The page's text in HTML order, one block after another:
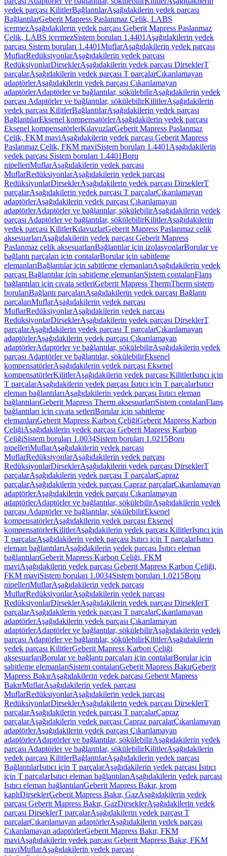
yedek parçası KilitlerBağlantılarAşağıdakilerin yedek parçası
BağlantılarGeberit Mapress Paslanmaz Çelik, LABS
içermezAşağıdakilerin yedek parçası Geberit Mapress Paslanmaz
Çelik, LABS içermezSistem boruları 1.4401 Aşağıdakilerin yedek
parçası Sistem boruları 1.4401MuflarAşağıdakilerin yedek parçası
MuflarRedüksiyonlarAşağıdakilerin yedek parçası
RedüksiyonlarDirseklerAşağıdakilerin yedek parçası DirseklerT
parçalarAşağıdakilerin yedek parçası T parçalarÇıkarılamayan
adaptörlerAşağıdakilerin yedek parçası Çıkarılamayan
adaptörlerAdaptörler ve bağlantılar, sökülebilirAşağıdakilerin yedek
parçası Adaptörler ve bağlantılar, sökülebilirKilitlerAşağıdakilerin
yedek parçası KilitlerBağlantılarAşağıdakilerin yedek parçası
BağlantılarEksenel kompensatörlerAşağıdakilerin yedek parçası
Eksenel kompensatörlerKılavuzlarGeberit Mapress Paslanmaz
Çelik, FKM maviAşağıdakilerin yedek parçası Geberit Mapress
Paslanmaz Çelik, FKM maviSistem boruları 1.4401 Aşağıdakilerin
yedek parçası Sistem boruları 1.4401Boru
nipelleriMuflarAşağıdakilerin yedek parçası
MuflarRedüksiyonlarAşağıdakilerin yedek parçası
RedüksiyonlarDirseklerAşağıdakilerin yedek parçası DirseklerT
parçalarAşağıdakilerin yedek parçası T parçalarÇıkarılamayan
adaptörlerAşağıdakilerin yedek parçası Çıkarılamayan
adaptörlerAdaptörler ve bağlantılar, sökülebilirAşağıdakilerin yedek
parçası Adaptörler ve bağlantılar, sökülebilirKilitlerAşağıdakilerin
yedek parçası KilitlerKılavuzlarGeberit Mapress Paslanmaz çelik
aksesuarlarıAşağıdakilerin yedek parçası Geberit Mapress
Paslanmaz çelik aksesuarlarıBağlantılar için izolasyonlarBorular ve
bağlantı parçaları için contalarBorular için sabitleme
elemanlarıBağlantılar için sabitleme elemanlarıAşağıdakilerin yedek
parçası Bağlantılar için sabitleme elemanlarıSistem contalarıFlanş
bağlantıları için cıvata setleriGeberit Mapress ThermTherm sistem
borularıBağlantı parçalarıAşağıdakilerin yedek parçası Bağlantı
parçalarıMuflarAşağıdakilerin yedek parçası
MuflarRedüksiyonlarAşağıdakilerin yedek parçası
RedüksiyonlarDirseklerAşağıdakilerin yedek parçası DirseklerT
parçalarAşağıdakilerin yedek parçası T parçalarÇıkarılamayan
adaptörlerAşağıdakilerin yedek parçası Çıkarılamayan
adaptörlerAdaptörler ve bağlantılar, sökülebilirAşağıdakilerin yedek
parçası Adaptörler ve bağlantılar, sökülebilirEksenel
kompensatörlerAşağıdakilerin yedek parçası Eksenel
kompensatörlerKilitlerAşağıdakilerin yedek parçası KilitlerIsıtıcı için
T parçalarAşağıdakilerin yedek parçası Isıtıcı için T parçalarIsıtıcı
eleman bağlantılarıAşağıdakilerin yedek parçası Isıtıcı eleman
bağlantılarıGeberit Mapress Therm aksesuarlarıSistem contalarıFlanş
bağlantıları için cıvata setleriBorular için sabitleme
elemanlarıGeberit Mapress Karbon ÇeliğiGeberit Mapress Karbon
ÇeliğiAşağıdakilerin yedek parçası Geberit Mapress Karbon
ÇeliğiSistem boruları 1.0034Sistem boruları 1.0215Boru
nipelleriMuflarAşağıdakilerin yedek parçası
MuflarRedüksiyonlarAşağıdakilerin yedek parçası
RedüksiyonlarDirseklerAşağıdakilerin yedek parçası DirseklerT
parçalarAşağıdakilerin yedek parçası T parçalarÇapraz
parçalarAşağıdakilerin yedek parçası Çapraz parçalarÇıkarılamayan
adaptörlerAşağıdakilerin yedek parçası Çıkarılamayan
adaptörlerAdaptörler ve bağlantılar, sökülebilirAşağıdakilerin yedek
parçası Adaptörler ve bağlantılar, sökülebilirEksenel
kompensatörlerAşağıdakilerin yedek parçası Eksenel
kompensatörlerKilitlerAşağıdakilerin yedek parçası KilitlerIsıtıcı için
T parçalarAşağıdakilerin yedek parçası Isıtıcı için T parçalarIsıtıcı
eleman bağlantılarıAşağıdakilerin yedek parçası Isıtıcı eleman
bağlantılarıGeberit Mapress Karbon Çeliği, FKM
maviAşağıdakilerin yedek parçası Geberit Mapress Karbon Çeliği,
FKM maviSistem boruları 1.0034Sistem boruları 1.0215Boru
nipelleriMuflarAşağıdakilerin yedek parçası
MuflarRedüksiyonlarAşağıdakilerin yedek parçası
RedüksiyonlarDirseklerAşağıdakilerin yedek parçası DirseklerT
parçalarAşağıdakilerin yedek parçası T parçalarÇıkarılamayan
adaptörlerAşağıdakilerin yedek parçası Çıkarılamayan
adaptörlerAdaptörler ve bağlantılar, sökülebilirAşağıdakilerin yedek
parçası Adaptörler ve bağlantılar, sökülebilirKilitlerAşağıdakilerin
yedek parçası KilitlerGeberit Mapress Karbon Çeliği
aksesuarlarıBorular ve bağlantı parçaları için contalarBorular için
sabitleme elemanlarıSistem contalarıGeberit Mapress BakırGeberit
Mapress BakırAşağıdakilerin yedek parçası Geberit Mapress
BakırMuflarAşağıdakilerin yedek parçası
MuflarRedüksiyonlarAşağıdakilerin yedek parçası
RedüksiyonlarDirseklerAşağıdakilerin yedek parçası DirseklerT
parçalarAşağıdakilerin yedek parçası T parçalarÇapraz
parçalarAşağıdakilerin yedek parçası Çapraz parçalarÇıkarılamayan
adaptörlerAşağıdakilerin yedek parçası Çıkarılamayan
adaptörlerAdaptörler ve bağlantılar, sökülebilirAşağıdakilerin yedek
parçası Adaptörler ve bağlantılar, sökülebilirKilitlerAşağıdakilerin
yedek parçası KilitlerBağlantılarAşağıdakilerin yedek parçası
BağlantılarIsıtıcı için T parçalarAşağıdakilerin yedek parçası Isıtıcı
için T parçalarIsıtıcı eleman bağlantılarıAşağıdakilerin yedek parçası
Isıtıcı eleman bağlantılarıGeberit Mapress Bakır, krom
kaplıDirseklerGeberit Mapress Bakır, GazAşağıdakilerin yedek
parçası Geberit Mapress Bakır, GazDirseklerAşağıdakilerin yedek
parçası DirseklerT parçalarAşağıdakilerin yedek parçası T
parçalarÇıkarılamayan adaptörlerAşağıdakilerin yedek parçası
Çıkarılamayan adaptörlerGeberit Mapress Bakır, FKM
maviAşağıdakilerin yedek parçası Geberit Mapress Bakır, FKM
maviMuflarAşağıdakilerin yedek parçası